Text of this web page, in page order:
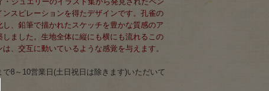
ンスピレーションを得たデザインです。孔雀の
、鉛筆で描かれたスケッチを豊かな質感のア
しました。生地全体に縦にも横にも流れるこの
、交互に動いているような感覚を与えます。
で8～10営業日(土日祝日は除きます)いただいて